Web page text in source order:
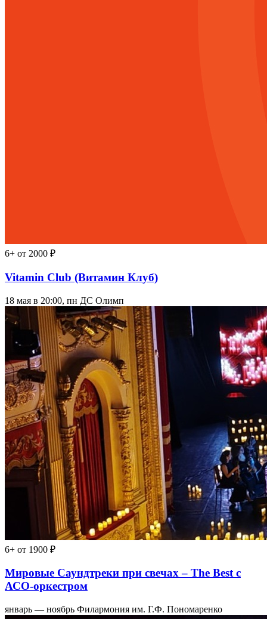
6+ от 2000 ₽
Vitamin Club (Витамин Клуб)
18 мая в 20:00, пн ДС Олимп
6+ от 1900 ₽
Мировые Саундтреки при свечах – The Best с
АСО-оркестром
январь — ноябрь Филармония им. Г.Ф. Пономаренко